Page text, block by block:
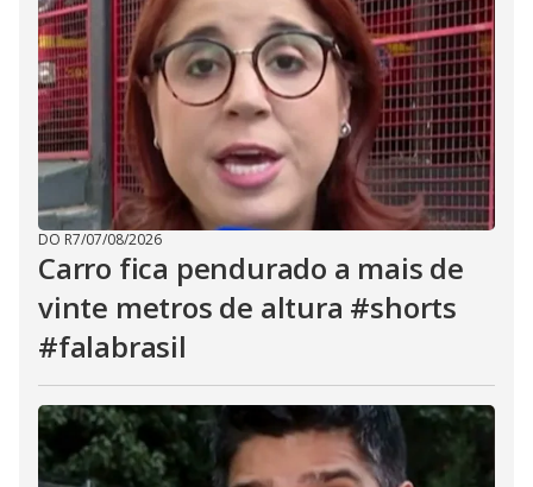
DO R7/07/08/2026
Carro fica pendurado a mais de
vinte metros de altura #shorts
#falabrasil